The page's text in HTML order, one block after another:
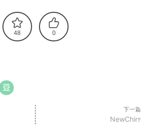
48 0
下一篇
NewChirs